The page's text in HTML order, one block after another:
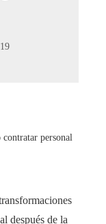
personal
después de la